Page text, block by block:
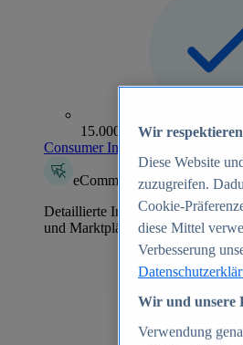
15.000+ Marken
Consumer Insights entdecken
eCommerce Insights
Detaillierte Informationen zu
und Marktplätzen
Wir
Diese Website
zuzugreifen.
Cookie-
diese Mittel
Verbesserung
Wir und unsere
Verwendung